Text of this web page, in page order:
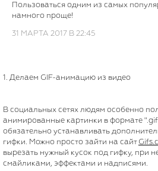
Пользоваться одним из самых
намного проще!
31 МАРТА 2017 В 22:45
1. Делаем GIF-анимацию из видео
В социальных сетях людям особенно
анимированные картинки в формате
обязательно устанавливать
гифки. Можно просто зайти на сайт
вырезать нужный кусок под гифку, при
смайликами, эффектами и надписями.